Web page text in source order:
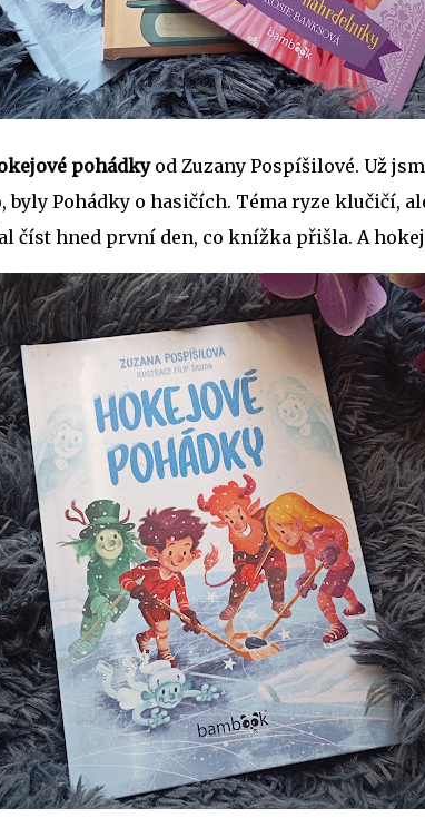
pohádkyod Zuzany Pospíšilové. Už
byly Pohádky o hasičích. Téma ryze klučičí,
číst hned první den, co knížka přišla. A